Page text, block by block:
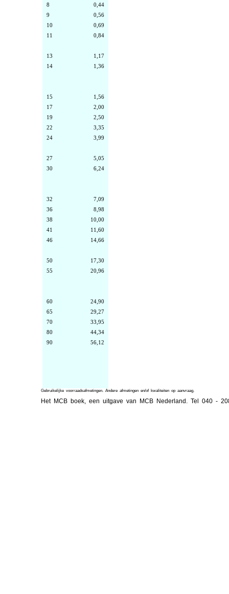
8
0,44
9
0,56
10
0,69
11
0,84
13
1,17
14
1,36
15
1,56
17
2,00
19
2,50
22
3,35
24
3,99
27
5,05
30
6,24
32
7,09
36
8,98
38
10,00
41
11,60
46
14,66
50
17,30
55
20,96
60
24,90
65
29,27
70
33,95
80
44,34
90
56,12
Gebruikelijke voorraadsafmetingen. Andere afmetingen en/of kwaliteiten op aanvraag.
Het MCB boek, een uitgave van MCB Nederland. Tel 040 -